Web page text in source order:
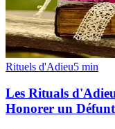
Rituels d'Adieu5 min
Les Rituals
Honorer un Défunt